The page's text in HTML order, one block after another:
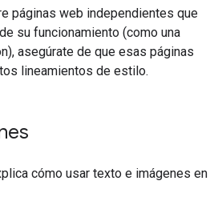
páginas web independientes que
su funcionamiento (como una
asegúrate de que esas páginas
lineamientos de estilo.
cómo usar texto e imágenes en